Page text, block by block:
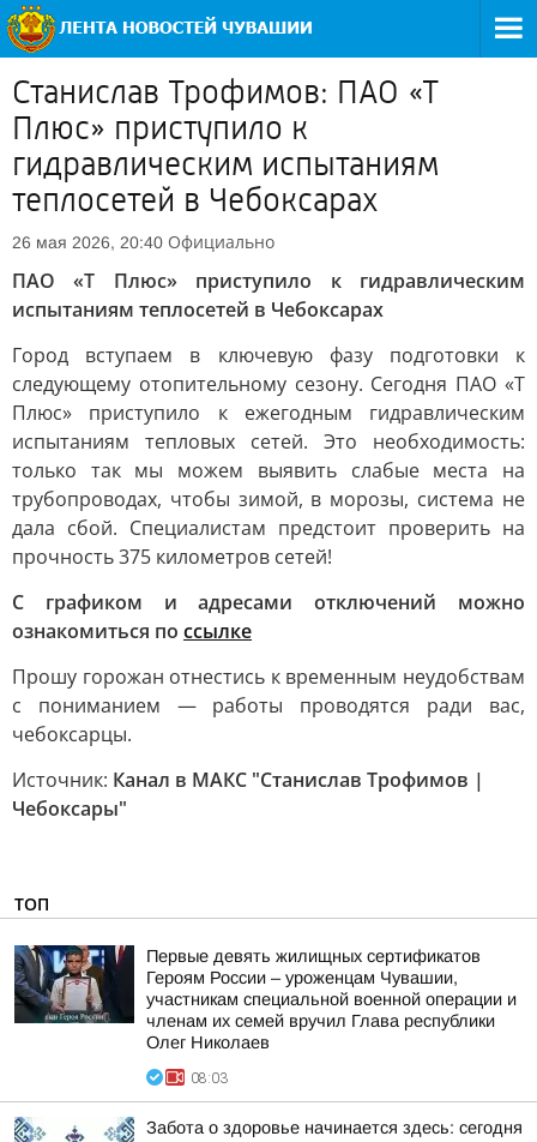
Станислав Трофимов: ПАО «Т
Плюс» приступило к
гидравлическим испытаниям
теплосетей в Чебоксарах
26 мая 2026, 20:40 Официально
ПАО «Т Плюс» приступило к гидравлическим
испытаниям теплосетей в Чебоксарах
Город вступаем в ключевую фазу подготовки к
следующему отопительному сезону. Сегодня ПАО «Т
Плюс» приступило к ежегодным гидравлическим
испытаниям тепловых сетей. Это необходимость:
только так мы можем выявить слабые места на
трубопроводах, чтобы зимой, в морозы, система не
дала сбой. Специалистам предстоит проверить на
прочность 375 километров сетей!
С графиком и адресами отключений можно
ознакомиться по ссылке
Прошу горожан отнестись к временным неудобствам
с пониманием — работы проводятся ради вас,
чебоксарцы.
Источник: Канал в МАКС "Станислав Трофимов |
Чебоксары"
ТОП
Первые девять жилищных сертификатов
Героям России – уроженцам Чувашии,
участникам специальной военной операции и
членам их семей вручил Глава республики
Олег Николаев
08:03
Забота о здоровье начинается здесь: сегодня